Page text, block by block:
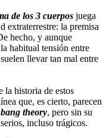
de los 3 cuerpos juega
extraterrestre: la premisa
hecho, y aunque
habitual tensión entre
llevar tan mal entre
la historia de estos
que, es cierto, parecen
theory, pero sin su
incluso trágicos.